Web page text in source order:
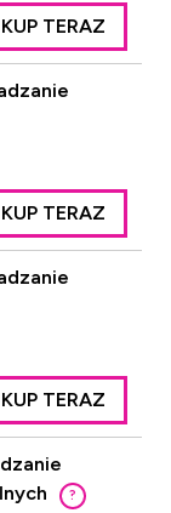
KUP TERAZ
KUP TERAZ
KUP TERAZ
?